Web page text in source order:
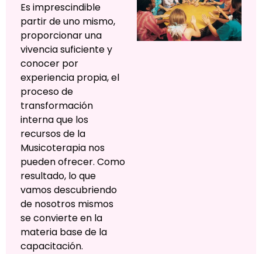
Es imprescindible
partir de uno mismo,
proporcionar una
vivencia suficiente y
conocer por
experiencia propia, el
proceso de
transformación
interna que los
recursos de la
Musicoterapia nos
pueden ofrecer. Como
resultado, lo que
vamos descubriendo
de nosotros mismos
se convierte en la
materia base de la
capacitación.